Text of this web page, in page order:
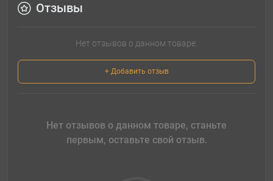
Отзывы
Нет отзывов о данном товаре.
+ Добавить отзыв
Нет отзывов о данном товаре, станьте
первым, оставьте свой отзыв.